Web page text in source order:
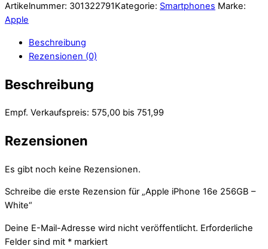
Artikelnummer: 301322791Kategorie: Smartphones Marke:
Apple
Beschreibung
Rezensionen (0)
Beschreibung
Empf. Verkaufspreis: 575,00 bis 751,99
Rezensionen
Es gibt noch keine Rezensionen.
Schreibe die erste Rezension für „Apple iPhone 16e 256GB –
White“
Deine E-Mail-Adresse wird nicht veröffentlicht. Erforderliche
Felder sind mit * markiert